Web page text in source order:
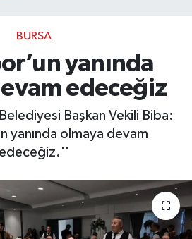
BURSA
yanında
edeceğiz
Başkan Vekili Biba:
yanında olmaya devam
edeceğiz.''